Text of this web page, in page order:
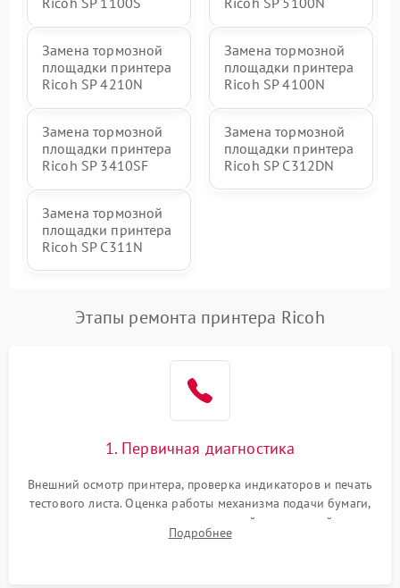
Замена тормозной
площадки принтера
Ricoh SP 4210N
Замена тормозной
площадки принтера
Ricoh SP 4100N
Замена тормозной
площадки принтера
Ricoh SP 3410SF
Замена тормозной
площадки принтера
Ricoh SP C312DN
Замена тормозной
площадки принтера
Ricoh SP C311N
Этапы ремонта принтера Ricoh
1. Первичная диагностика
Внешний осмотр принтера, проверка индикаторов и печать
тестового листа. Оценка работы механизма подачи бумаги,
выявление посторонних шумов, замятий и первичный анализ
дефектов печати (полосы, фон, пробелы).
Подробнее